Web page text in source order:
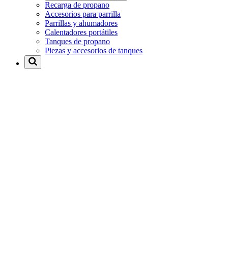
Recarga de propano
Accesorios para parrilla
Parrillas y ahumadores
Calentadores portátiles
Tanques de propano
Piezas y accesorios de tanques